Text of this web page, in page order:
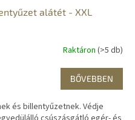
alátét - XXL
Raktáron (>5 db)
BŐVEBBEN
és billentyűzetnek. Védje